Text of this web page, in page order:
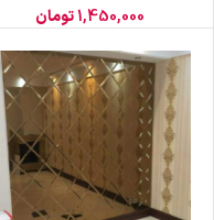
1,450,000تومان